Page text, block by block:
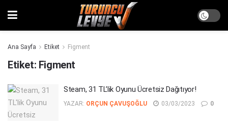
Ana Sayfa Etiket Figment
Etiket: Figment
Steam, 31 TL’lik Oyunu Ücretsiz Dağıtıyor!
YAZAR: ORÇUN ÇAVUŞOĞLU 03/03/2023 0